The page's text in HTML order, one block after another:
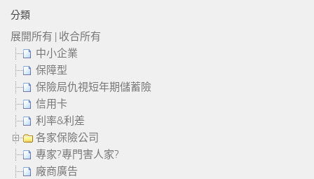
分類
展開所有 | 收合所有
中小企業
保障型
保險局仇視短年期儲蓄險
信用卡
利率&利差
各家保險公司
專家?專門害人家?
廠商廣告